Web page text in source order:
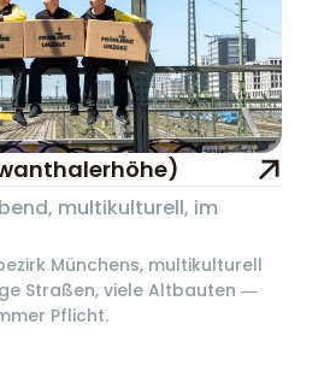
multikulturell, im
Münchens, multikulturell
Straßen, viele Altbauten —
Pflicht.